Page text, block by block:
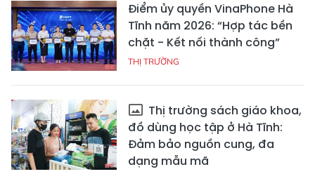
Điểm ủy quyền VinaPhone Hà
Tĩnh năm 2026: “Hợp tác bền
chặt - Kết nối thành công”
THỊ TRƯỜNG
Thị trường sách giáo khoa,
đồ dùng học tập ở Hà Tĩnh:
Đảm bảo nguồn cung, đa
dạng mẫu mã